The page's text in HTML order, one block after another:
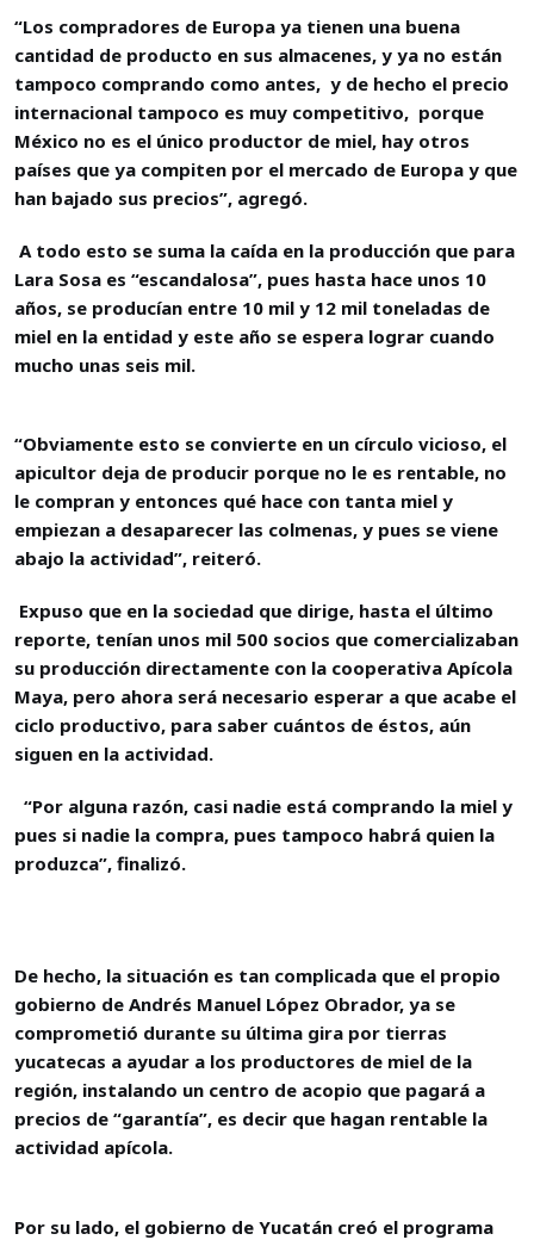
“Los compradores de Europa ya tienen una buena
cantidad de producto en sus almacenes, y ya no están
tampoco comprando como antes, y de hecho el precio
internacional tampoco es muy competitivo, porque
México no es el único productor de miel, hay otros
países que ya compiten por el mercado de Europa y que
han bajado sus precios”, agregó.
A todo esto se suma la caída en la producción que para
Lara Sosa es “escandalosa”, pues hasta hace unos 10
años, se producían entre 10 mil y 12 mil toneladas de
miel en la entidad y este año se espera lograr cuando
mucho unas seis mil.
“Obviamente esto se convierte en un círculo vicioso, el
apicultor deja de producir porque no le es rentable, no
le compran y entonces qué hace con tanta miel y
empiezan a desaparecer las colmenas, y pues se viene
abajo la actividad”, reiteró.
Expuso que en la sociedad que dirige, hasta el último
reporte, tenían unos mil 500 socios que comercializaban
su producción directamente con la cooperativa Apícola
Maya, pero ahora será necesario esperar a que acabe el
ciclo productivo, para saber cuántos de éstos, aún
siguen en la actividad.
“Por alguna razón, casi nadie está comprando la miel y
pues si nadie la compra, pues tampoco habrá quien la
produzca”, finalizó.
De hecho, la situación es tan complicada que el propio
gobierno de Andrés Manuel López Obrador, ya se
comprometió durante su última gira por tierras
yucatecas a ayudar a los productores de miel de la
región, instalando un centro de acopio que pagará a
precios de “garantía”, es decir que hagan rentable la
actividad apícola.
Por su lado, el gobierno de Yucatán creó el programa